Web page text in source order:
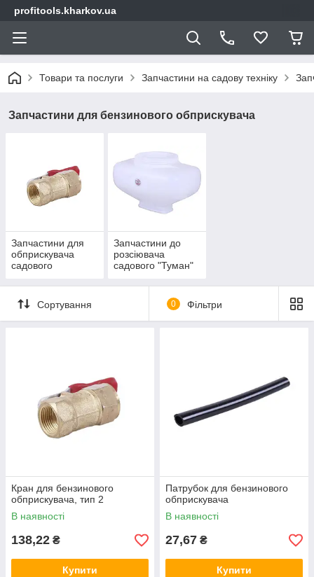
profitools.kharkov.ua
Товари та послуги Запчастини на садову техніку
Запчастини для бензинового обприскувача
Запчастини для
обприскувача
садового
Запчастини до
розсіювача
садового "Туман"
Сортування 0 Фільтри
Кран для бензинового
обприскувача, тип 2
В наявності
138,22 ₴
Купити
Патрубок для бензинового
обприскувача
В наявності
27,67 ₴
Купити